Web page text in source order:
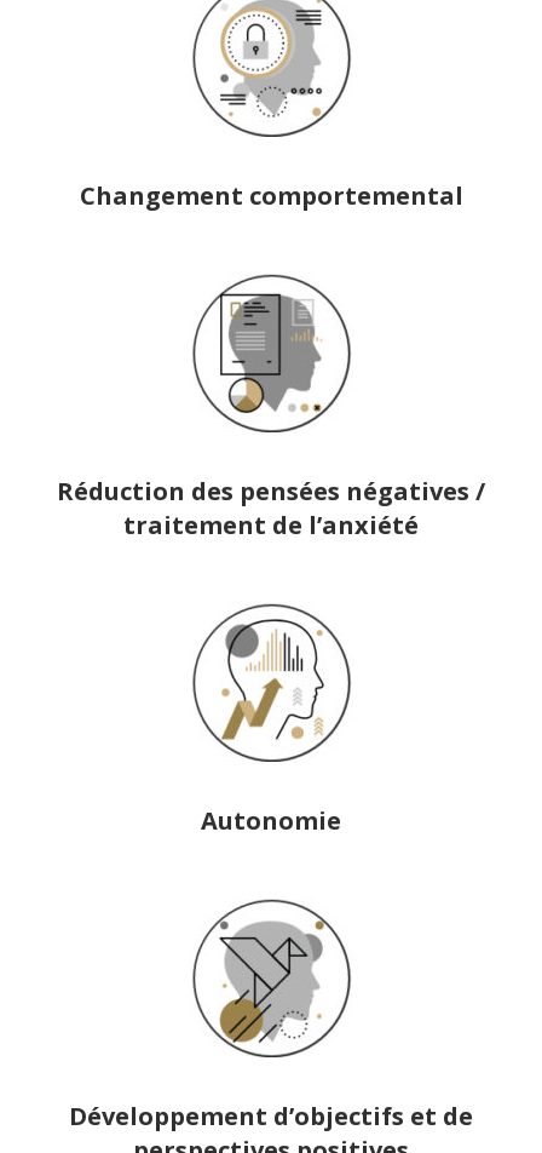
Changement comportemental
Réduction des pensées négatives /
traitement de l’anxiété
Autonomie
Développement d’objectifs et de